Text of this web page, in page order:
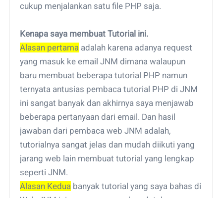
cukup menjalankan satu file PHP saja.
Kenapa saya membuat Tutorial ini.
Alasan pertama adalah karena adanya request
yang masuk ke email JNM dimana walaupun
baru membuat beberapa tutorial PHP namun
ternyata antusias pembaca tutorial PHP di JNM
ini sangat banyak dan akhirnya saya menjawab
beberapa pertanyaan dari email. Dan hasil
jawaban dari pembaca web JNM adalah,
tutorialnya sangat jelas dan mudah diikuti yang
jarang web lain membuat tutorial yang lengkap
seperti JNM.
Alasan Kedua banyak tutorial yang saya bahas di